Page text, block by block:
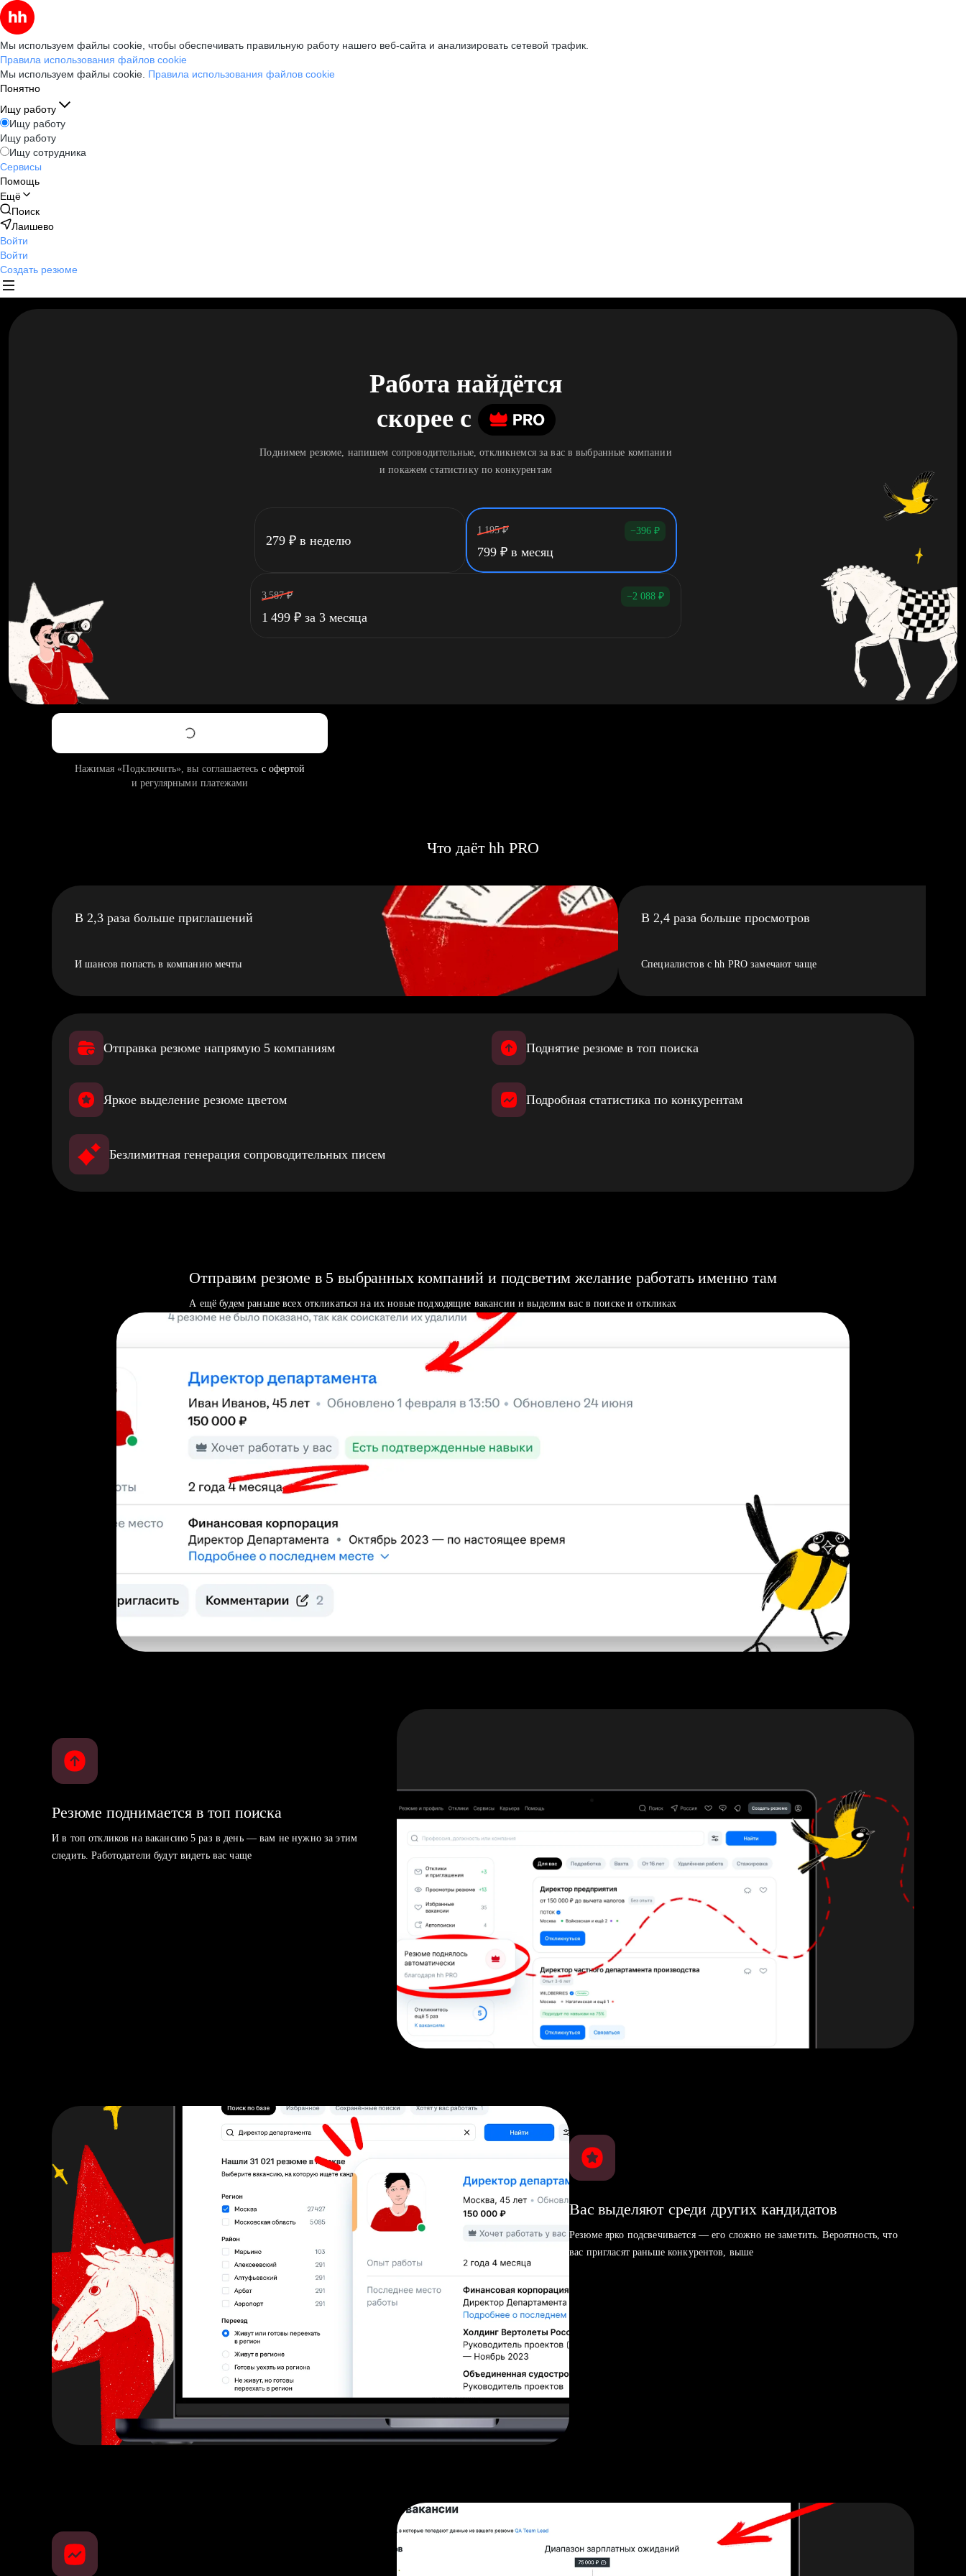
Мы используем файлы cookie, чтобы обеспечивать правильную работу нашего веб-сайта и анализировать сетевой трафик.
Правила использования файлов cookie
Мы используем файлы cookie. Правила использования файлов cookie
Понятно
Ищу работу
Ищу работу
Ищу работу
Ищу сотрудника
Сервисы
Помощь
Ещё
Поиск
Лаишево
Войти
Войти
Создать резюме
Работа найдётся
скорее c
Поднимем резюме, напишем сопроводительные, откликнемся за вас в выбранные компании
и покажем статистику по конкурентам
279 ₽ в неделю
1 195 ₽ −396 ₽
799 ₽ в месяц
3 587 ₽ −2 088 ₽
1 499 ₽ за 3 месяца
Нажимая «Подключить», вы соглашаетесь с офертой
и регулярными платежами
Что даёт hh PRO
В 2,3 раза больше приглашений
И шансов попасть в компанию мечты
В 2,4 раза больше просмотров
Специалистов с hh PRO замечают чаще
Отправка резюме напрямую 5 компаниям Поднятие резюме в топ поиска
Яркое выделение резюме цветом Подробная статистика по конкурентам
Безлимитная генерация сопроводительных писем
Отправим резюме в 5 выбранных компаний и подсветим желание работать именно там
А ещё будем раньше всех откликаться на их новые подходящие вакансии и выделим вас в поиске и откликах
Резюме поднимается в топ поиска
И в топ откликов на вакансию 5 раз в день — вам не нужно за этим
следить. Работодатели будут видеть вас чаще
Вас выделяют среди других кандидатов
Резюме ярко подсвечивается — его сложно не заметить. Вероятность, что
вас пригласят раньше конкурентов, выше